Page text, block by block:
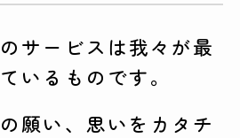
サービスは我々が最
いるものです。
願い、思いをカタチ